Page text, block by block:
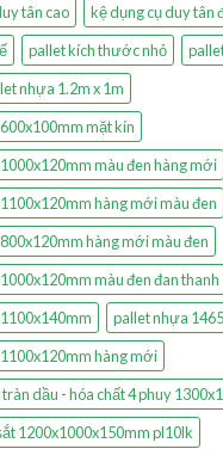
tân cao
kệ dụng cụ duy tân
pallet kích thước nhỏ
nhựa 1.2m x 1m
mặt kín
màu đen hàng mới
hàng mới màu đen
hàng mới màu đen
màu đen đan thanh
pallet nhựa
hàng mới
dầu - hóa chất 4 phuy
1200x1000x150mm pl10lk